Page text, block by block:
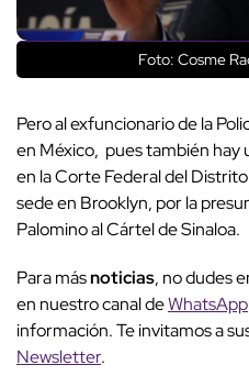
Foto: Cosme
Pero al exfuncionario de la
en México, pues también hay
en la Corte Federal del
sede en Brooklyn, por la
Palomino al Cártel de Sinaloa.
Para másnoticias, no dudes
en nuestro canal deWhatsApp
información. Te invitamos a
Newsletter.